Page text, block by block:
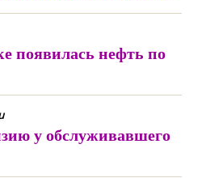
появилась нефть по
у обслуживавшего